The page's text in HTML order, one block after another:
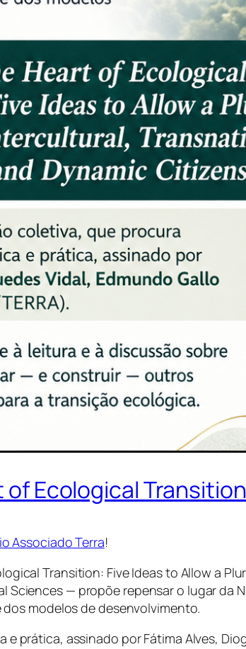
Ecological Transition
Associado Terra!
Transition: Five Ideas to Allow a
Sciences — propõe repensar o lugar da
modelos de desenvolvimento.
prática, assinado por Fátima Alves,